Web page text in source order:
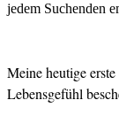
jedem Suchenden
Meine heutige
Lebensgefühl